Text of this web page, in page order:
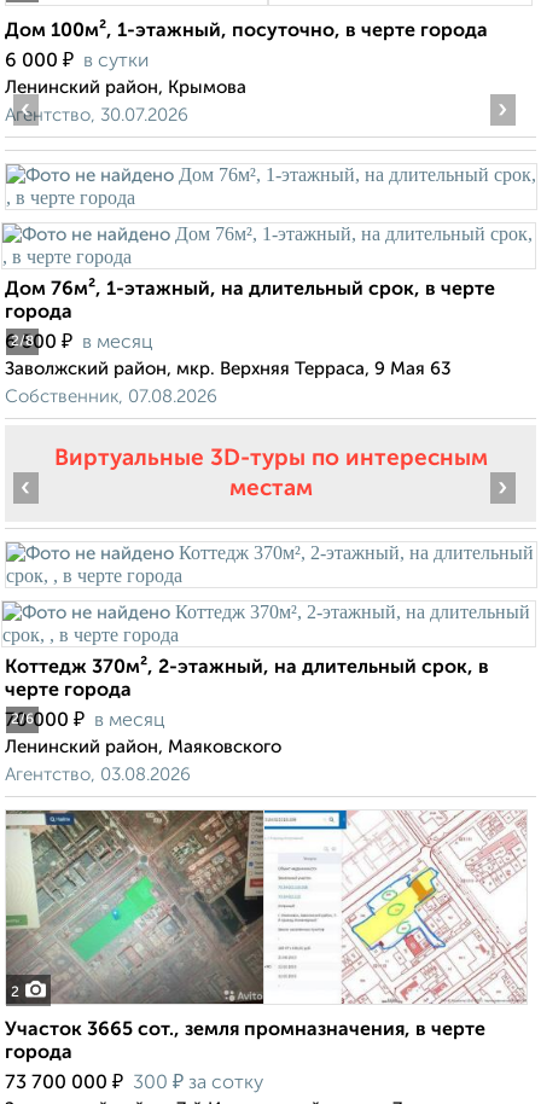
Дом 100м², 1-этажный, посуточно, в черте города
6 000 ₽ в сутки
Ленинский район, Крымова
Агентство, 30.07.2026
2/8
‹ ›
Дом 76м², 1-этажный, на длительный срок, в черте
города
6 500 ₽ в месяц
Заволжский район, мкр. Верхняя Терраса, 9 Мая 63
Собственник, 07.08.2026
Виртуальные 3D-туры по интересным
местам
2/6
‹ ›
Коттедж 370м², 2-этажный, на длительный срок, в
черте города
70 000 ₽ в месяц
Ленинский район, Маяковского
Агентство, 03.08.2026
2
Участок 3665 сот., земля промназначения, в черте
города
73 700 000 ₽ 300 ₽ за сотку